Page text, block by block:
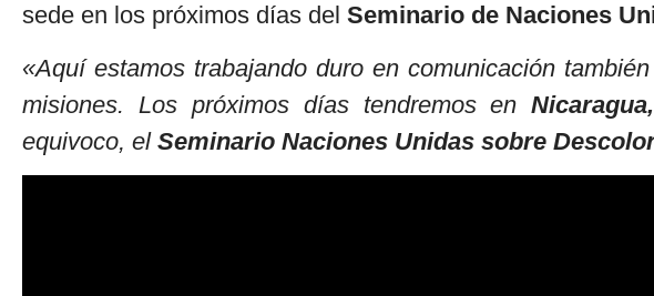
sede en los próximos días del Seminario de Naciones
«Aquí estamos trabajando duro en comunicación
misiones. Los próximos días tendremos enNicaragua,
equivoco, el Seminario Naciones Unidas sobre